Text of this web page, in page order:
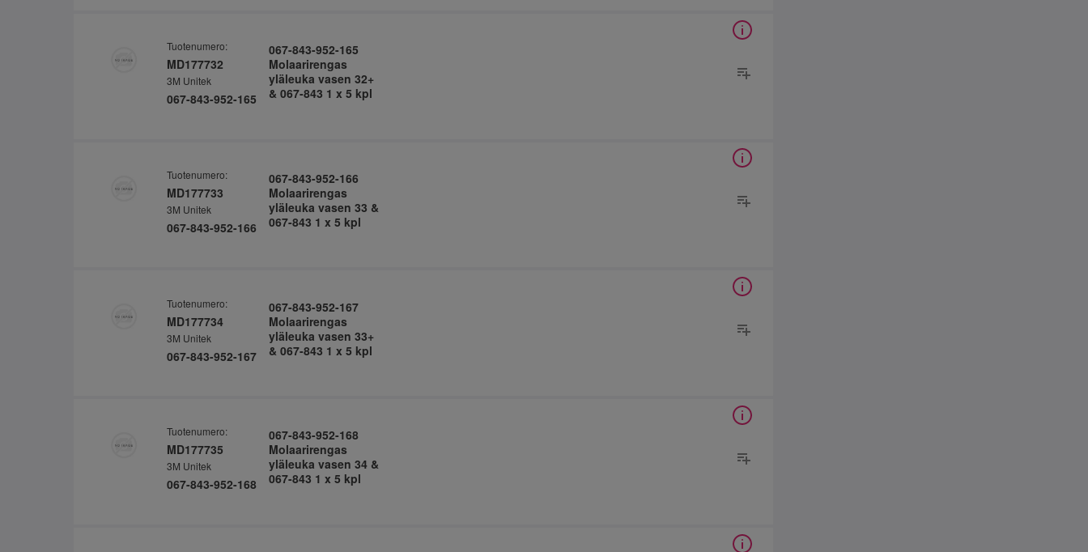
Tuotenumero:
MD177732
3M Unitek
067-843-952-165
067-843-952-165
Molaarirengas
yläleuka vasen 32+
& 067-843 1 x 5 kpl
Tuotenumero:
MD177733
3M Unitek
067-843-952-166
067-843-952-166
Molaarirengas
yläleuka vasen 33 &
067-843 1 x 5 kpl
Tuotenumero:
MD177734
3M Unitek
067-843-952-167
067-843-952-167
Molaarirengas
yläleuka vasen 33+
& 067-843 1 x 5 kpl
Tuotenumero:
MD177735
3M Unitek
067-843-952-168
067-843-952-168
Molaarirengas
yläleuka vasen 34 &
067-843 1 x 5 kpl